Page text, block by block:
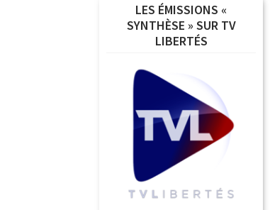
LES ÉMISSIONS «
SYNTHÈSE » SUR TV
LIBERTÉS